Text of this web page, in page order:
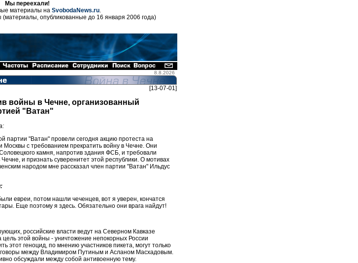
Мы переехали!
материалы на SvobodaNews.ru.
(материалы, опубликованные до 16 января 2006 года)
8.8.2026
[13-07-01]
войны в Чечне, организованный
"Ватан"
партии "Ватан" провели сегодня акцию протеста на
Москвы с требованием прекратить войну в Чечне. Они
камня, напротив здания ФСБ, и требовали
Чечне, и признать суверенитет этой республики. О мотивах
народом мне рассказал член партии "Ватан" Ильдус
евреи, потом нашли чеченцев, вот я уверен, кончатся
Еще поэтому я здесь. Обязательно они врага найдут!
российские власти ведут на Северном Кавказе
цель этой войны - уничтожение непокорных России
этот геноцид, по мнению участников пикета, могут только
между Владимиром Путиным и Асланом Масхадовым.
обсуждали между собой антивоенную тему.